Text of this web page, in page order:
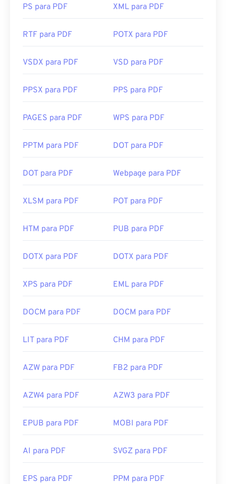
PS para PDF XML para PDF
RTF para PDF POTX para PDF
VSDX para PDF VSD para PDF
PPSX para PDF PPS para PDF
PAGES para PDF WPS para PDF
PPTM para PDF DOT para PDF
DOT para PDF Webpage para PDF
XLSM para PDF POT para PDF
HTM para PDF PUB para PDF
DOTX para PDF DOTX para PDF
XPS para PDF EML para PDF
DOCM para PDF DOCM para PDF
LIT para PDF CHM para PDF
AZW para PDF FB2 para PDF
AZW4 para PDF AZW3 para PDF
EPUB para PDF MOBI para PDF
AI para PDF SVGZ para PDF
EPS para PDF PPM para PDF